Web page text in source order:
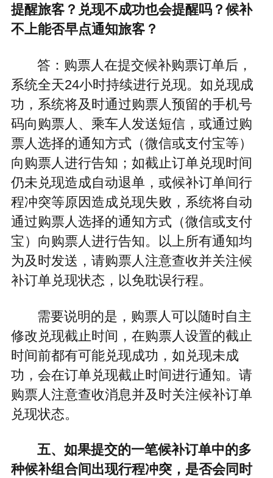
提醒旅客？兑现不成功也会提醒吗？候补
不上能否早点通知旅客？
答：购票人在提交候补购票订单后，
系统全天24小时持续进行兑现。如兑现成
功，系统将及时通过购票人预留的手机号
码向购票人、乘车人发送短信，或通过购
票人选择的通知方式（微信或支付宝等）
向购票人进行告知；如截止订单兑现时间
仍未兑现造成自动退单，或候补订单间行
程冲突等原因造成兑现失败，系统将自动
通过购票人选择的通知方式（微信或支付
宝）向购票人进行告知。以上所有通知均
为及时发送，请购票人注意查收并关注候
补订单兑现状态，以免耽误行程。
需要说明的是，购票人可以随时自主
修改兑现截止时间，在购票人设置的截止
时间前都有可能兑现成功，如兑现未成
功，会在订单兑现截止时间进行通知。请
购票人注意查收消息并及时关注候补订单
兑现状态。
五、如果提交的一笔候补订单中的多
种候补组合间出现行程冲突，是否会同时